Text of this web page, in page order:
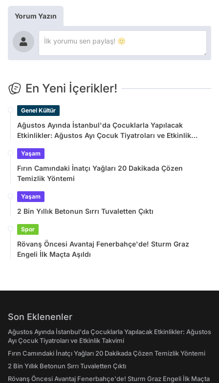
Yorum Yazın
En Yeni İçerikler!
Genel Kültür
Ağustos Ayında İstanbul'da Çocuklarla Yapılacak
Etkinlikler: Ağustos Ayı Çocuk Tiyatroları ve Etkinlik
Yaşam
Fırın Camındaki İnatçı Yağları 20 Dakikada Çözen
Temizlik Yöntemi
Yaşam
2 Bin Yıllık Betonun Sırrı Tuvaletten Çıktı
Spor
Rövanş Öncesi Avantaj Fenerbahçe'de! Sturm Graz
Engeli İlk Maçta Aşıldı
Son Eklenenler
Ağustos Ayında İstanbul'da Çocuklarla Yapılacak Etkinlikler: Ağustos
Ayı Çocuk Tiyatroları ve Etkinlik Takvimi
Fırın Camındaki İnatçı Yağları 20 Dakikada Çözen Temizlik Yöntemi
2 Bin Yıllık Betonun Sırrı Tuvaletten Çıktı
Rövanş Öncesi Avantaj Fenerbahçe'de! Sturm Graz Engeli İlk Maçta